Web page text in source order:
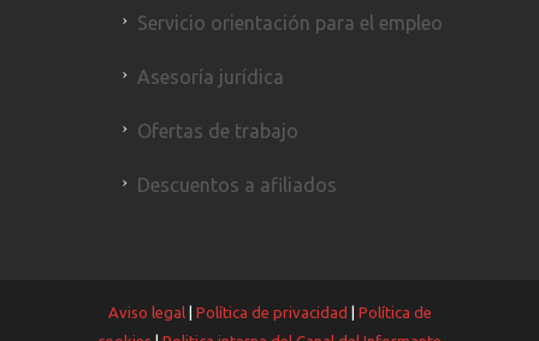
Servicio orientación para el empleo
Asesoría jurídica
Ofertas de trabajo
Descuentos a afiliados
Aviso legal| Política de privacidad
Política de